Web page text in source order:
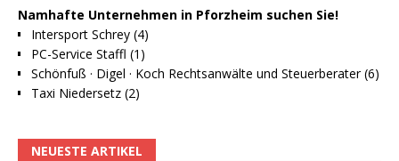
Namhafte Unternehmen in Pforzheim suchen Sie!
Intersport Schrey (4)
PC-Service Staffl (1)
Schönfuß · Digel · Koch Rechtsanwälte und Steuerberater (6)
Taxi Niedersetz (2)
NEUESTE ARTIKEL